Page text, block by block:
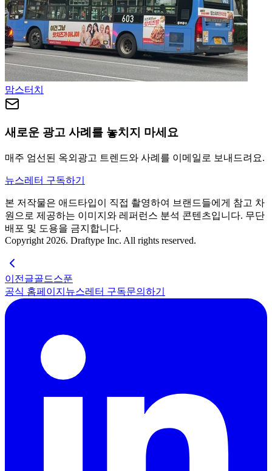
맘스터치
새로운 광고 사례를 놓치지 마세요
매주 엄선된 옥외광고 트렌드와 사례를 이메일로 보내드려요.
뉴스레터 구독하기
본 저작물은 애드타입이 직접 촬영하여 브랜드들에게 참고 차
원으로 제공하는 이미지와 레퍼런스 분석 콘텐츠입니다. 무단
배포 및 도용을 금지합니다.
Copyright 2026. Draftype Inc. All rights reserved.
이전글골드스푼
공식 홈페이지 뉴스레터 구독문의하기